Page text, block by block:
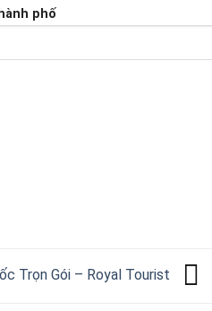
phố
Trọn Gói – Royal Tourist